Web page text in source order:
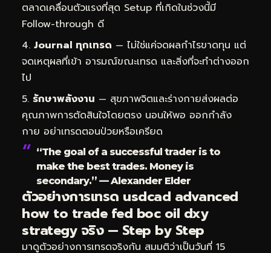
ตลาดเคลื่อนตัวแรงที่สุด Setup ที่เกิดในช่วงนี้มี
Follow-through ดี
Journal ทุกเทรด — ไม่ใช่แค่จดผลกำไรขาดทุน แต่
จดเหตุผลที่เข้า อารมณ์ขณะเทรด และสิ่งที่จะทำต่างออก
ไป
รักษาพลังงาน — สุขภาพจิตและร่างกายส่งผลต่อ
คุณภาพการตัดสินใจโดยตรง นอนให้พอ ออกกำลัง
กาย อย่าเทรดตอนป่วยหรือเครียด
“The goal of a successful trader is to
make the best trades. Money is
secondary.” — Alexander Elder
ตัวอย่างการเทรด usdcad advanced
how to trade fed boc oil dxy
strategy จริง — Step by Step
มาดูตัวอย่างการเทรดจริงกัน สมมติว่าเป็นวันที่ 15